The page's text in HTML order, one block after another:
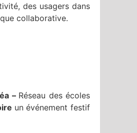
des usagers dans
collaborative.
– Réseau des écoles
un événement festif